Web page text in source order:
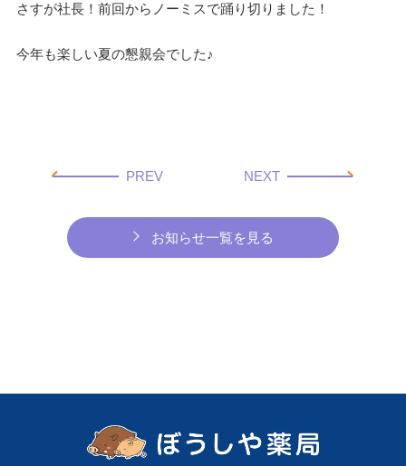
さすが社長！前回からノーミスで踊り切りました！
今年も楽しい夏の懇親会でした♪
PREV
お知らせ一覧を見る
NEXT